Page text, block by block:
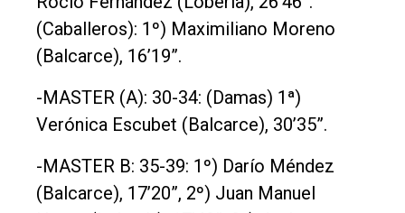
(Caballeros): 1º) Maximiliano Moreno
(Balcarce), 16’19”.
-MASTER (A): 30-34: (Damas) 1ª)
Verónica Escubet (Balcarce), 30’35”.
-MASTER B: 35-39: 1º) Darío Méndez
(Balcarce), 17’20”, 2º) Juan Manuel